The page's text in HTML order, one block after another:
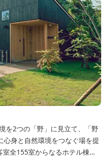
心身と自然環境をつなぐ場を提
全155室からなるホテル棟